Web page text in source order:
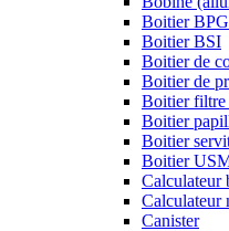
Boitier
Boitier BSI
Boitier de
Boitier de
Boitier filtre
Boitier
Boitier
Boitier
Calculateur
Calculateur
Canister